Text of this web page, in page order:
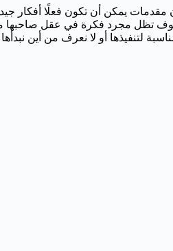
يمكن أن تكون فعلًا أفكار
تظل مجرد فكرة في عقل صاحبها
لتنفيذها أو لا نعرف من أين